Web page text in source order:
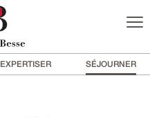
EXPERTISER SÉJOURNER